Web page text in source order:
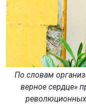
По словам
верное сердце»